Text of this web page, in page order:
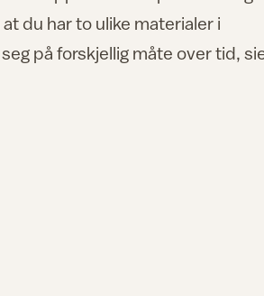
du har to ulike materialer i
på forskjellig måte over tid,